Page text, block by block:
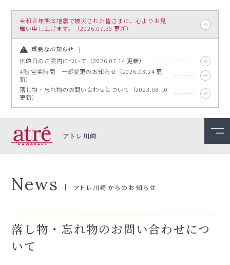
令和８年熊本地震で被災された皆さまに、心よりお見
舞い申し上げます。（2026.07.30 更新）
重要なお知らせ
休館日のご案内について（2026.07.14 更新）
4階 営業時間 一部変更のお知らせ（2026.03.24 更
新）
落し物・忘れ物のお問い合わせについて（2023.08.10
更新）
アトレ川崎
News アトレ川崎からのお知らせ
落し物・忘れ物のお問い合わせにつ
いて